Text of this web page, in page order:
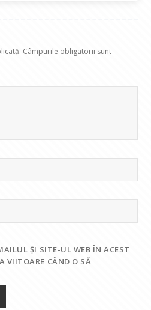
Câmpurile obligatorii sunt
ȘI SITE-UL WEB ÎN ACEST
VIITOARE CÂND O SĂ